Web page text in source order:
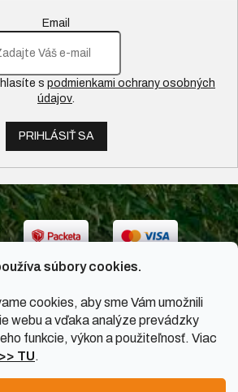
súbory cookies.
cookies, aby sme Vám umožnili
webu a vďaka analýze prevádzky
funkcie, výkon a použiteľnosť. Viac
TU.
Email
s podmienkami ochrany osobných
údajov
PRIHLÁSIŤ SA